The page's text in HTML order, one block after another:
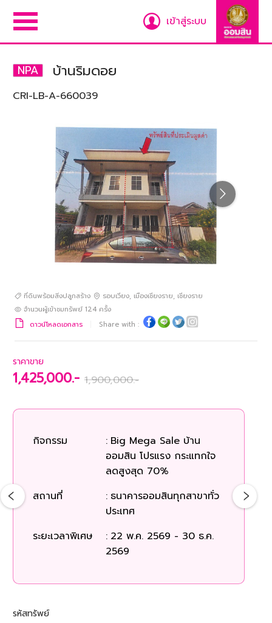
เข้าสู่ระบบ
NPA บ้านริมดอย
CRI-LB-A-660039
ที่ดินพร้อมสิ่งปลูกสร้าง รอบเวียง, เมืองเชียงราย, เชียงราย
จำนวนผู้เข้าชมทรัพย์ 124 ครั้ง
ดาวน์โหลดเอกสาร
Share with :
ราคาขาย
1,425,000.- 1,900,000.-
กิจกรรม : Big Mega Sale บ้าน
ออมสิน โปรแรง กระแทกใจ
ลดสูงสุด 70%
สถานที่
: ธนาคารออมสินทุกสาขาทั่ว
ประเทศ
ระยะเวลาพิเศษ
: 22 พ.ค. 2569 - 30 ธ.ค.
2569
รหัสทรัพย์